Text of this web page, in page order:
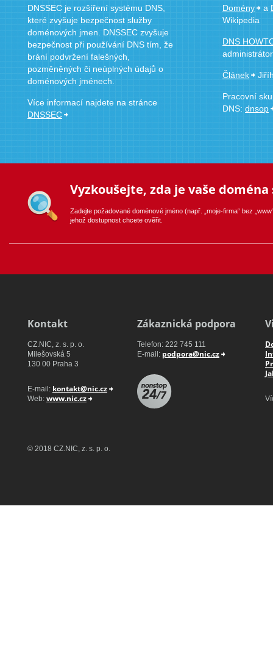
DNSSEC je rozšíření systému DNS,
které zvyšuje bezpečnost služby
doménových jmen. DNSSEC zvyšuje
bezpečnost při používání DNS tím, že
brání podvržení falešných,
pozměněných či neúplných údajů o
doménových jménech.
Více informací najdete na stránce
DNSSEC
Domény a
Wikipedia
DNS
Článek
Pracovní
DNS: dnsop
Seznam registrátorů
Stable.cz s.r.o.
IGNUM, s.r.o.
Vyzkoušejte, zda je vaše
Zadejte požadované doménové jméno (např. „moje-firma“ bez
jehož dostupnost chcete ověřit.
Kontakt
CZ.NIC, z. s. p. o.
Milešovská 5
130 00 Praha 3
E-mail: kontakt@nic.cz
Web: www.nic.cz
© 2018 CZ.NIC, z. s. p. o.
Zákaznická podpora
Telefon: 222 745 111
E-mail: podpora@nic.cz
Facebook Twitter